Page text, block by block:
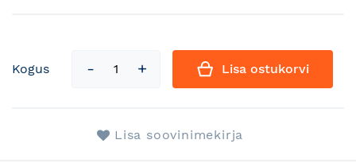
Kogus Lisa ostukorvi
Lisa soovinimekirja